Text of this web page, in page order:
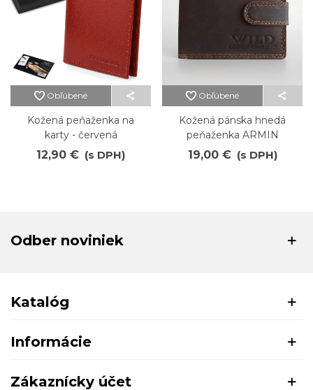
Obľúbené
Kožená peňaženka na
karty - červená
12,90 € (s DPH)
Obľúbené
Kožená pánska hnedá
peňaženka ARMIN
19,00 € (s DPH)
Odber noviniek
Katalóg
Informácie
Zákaznícky účet